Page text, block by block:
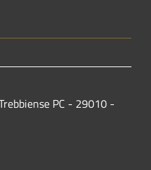
PC - 29010 -